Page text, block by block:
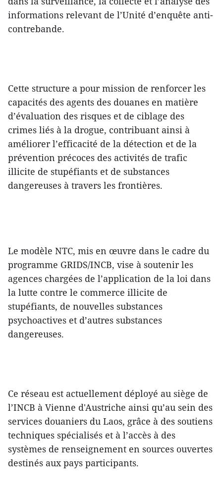
informations relevant de l’Unité d’enquête anti-
contrebande.
Cette structure a pour mission de renforcer les
capacités des agents des douanes en matière
d’évaluation des risques et de ciblage des
crimes liés à la drogue, contribuant ainsi à
améliorer l’efficacité de la détection et de la
prévention précoces des activités de trafic
illicite de stupéfiants et de substances
dangereuses à travers les frontières.
Le modèle NTC, mis en œuvre dans le cadre du
programme GRIDS/INCB, vise à soutenir les
agences chargées de l’application de la loi dans
la lutte contre le commerce illicite de
stupéfiants, de nouvelles substances
psychoactives et d’autres substances
dangereuses.
Ce réseau est actuellement déployé au siège de
l’INCB à Vienne d'Austriche ainsi qu’au sein des
services douaniers du Laos, grâce à des soutiens
techniques spécialisés et à l’accès à des
systèmes de renseignement en sources ouvertes
destinés aux pays participants.